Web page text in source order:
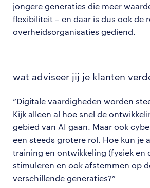
jongere generaties die meer
flexibiliteit – en daar is dus ook de
overheidsorganisaties gediend.
wat adviseer jij je klanten
“Digitale vaardigheden worden
Kijk alleen al hoe snel de
gebied van AI gaan. Maar ook
een steeds grotere rol. Hoe kun je
training en ontwikkeling (fysiek en
stimuleren en ook afstemmen op
verschillende generaties?”